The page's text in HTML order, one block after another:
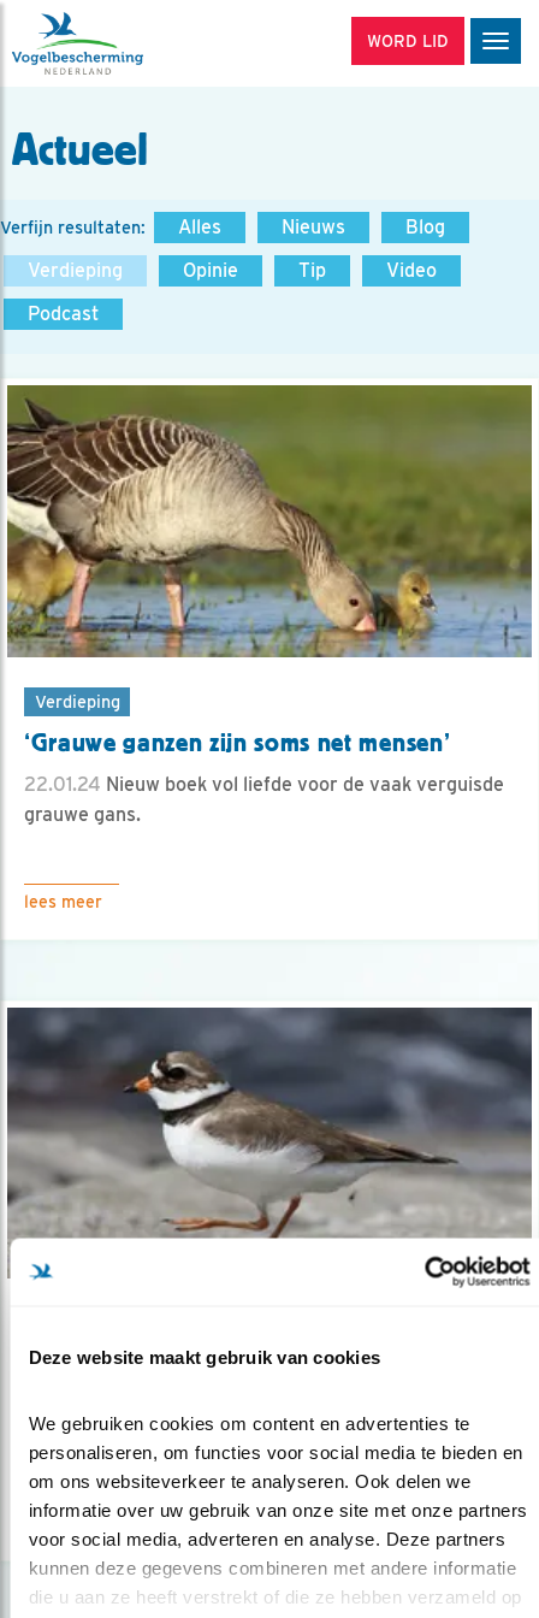
Deze website maakt gebruik van cookies
We gebruiken cookies om content en advertenties te
personaliseren, om functies voor social media te bieden en
om ons websiteverkeer te analyseren. Ook delen we
informatie over uw gebruik van onze site met onze partners
voor social media, adverteren en analyse. Deze partners
kunnen deze gegevens combineren met andere informatie
die u aan ze heeft verstrekt of die ze hebben verzameld op
WORD LID
Actueel
Verfijn resultaten: Alles Nieuws
Blog
Verdieping
Opinie Tip
Video
Podcast
Verdieping
‘Grauwe ganzen zijn soms net mensen’
22.01.24 Nieuw boek vol liefde voor de vaak verguisde
grauwe gans.
lees meer
Kustvogels met succes aan de dijk gezet
aan broedplekken te helpen.
lees meer